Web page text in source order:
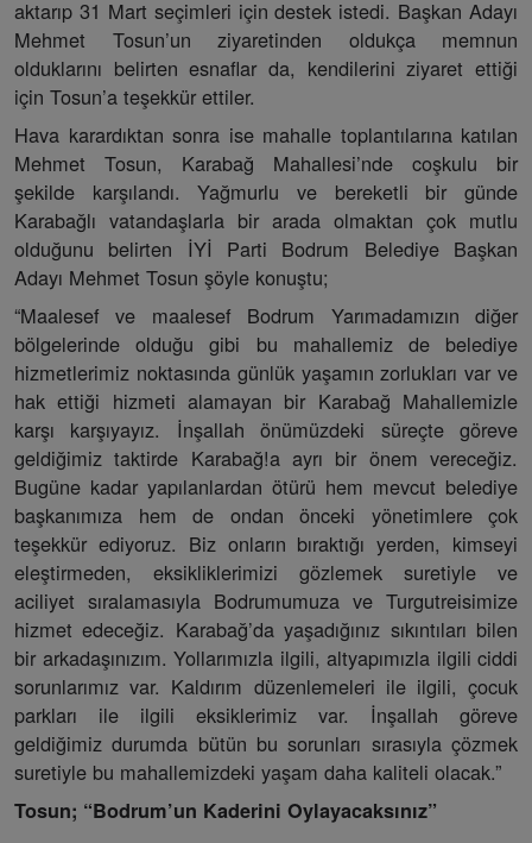
aktarıp 31 Mart seçimleri için destek istedi. Başkan Adayı
Mehmet Tosun’un ziyaretinden oldukça memnun
olduklarını belirten esnaflar da, kendilerini ziyaret ettiği
için Tosun’a teşekkür ettiler.
Hava karardıktan sonra ise mahalle toplantılarına katılan
Mehmet Tosun, Karabağ Mahallesi’nde coşkulu bir
şekilde karşılandı. Yağmurlu ve bereketli bir günde
Karabağlı vatandaşlarla bir arada olmaktan çok mutlu
olduğunu belirten İYİ Parti Bodrum Belediye Başkan
Adayı Mehmet Tosun şöyle konuştu;
“Maalesef ve maalesef Bodrum Yarımadamızın diğer
bölgelerinde olduğu gibi bu mahallemiz de belediye
hizmetlerimiz noktasında günlük yaşamın zorlukları var ve
hak ettiği hizmeti alamayan bir Karabağ Mahallemizle
karşı karşıyayız. İnşallah önümüzdeki süreçte göreve
geldiğimiz taktirde Karabağ!a ayrı bir önem vereceğiz.
Bugüne kadar yapılanlardan ötürü hem mevcut belediye
başkanımıza hem de ondan önceki yönetimlere çok
teşekkür ediyoruz. Biz onların bıraktığı yerden, kimseyi
eleştirmeden, eksikliklerimizi gözlemek suretiyle ve
aciliyet sıralamasıyla Bodrumumuza ve Turgutreisimize
hizmet edeceğiz. Karabağ’da yaşadığınız sıkıntıları bilen
bir arkadaşınızım. Yollarımızla ilgili, altyapımızla ilgili ciddi
sorunlarımız var. Kaldırım düzenlemeleri ile ilgili, çocuk
parkları ile ilgili eksiklerimiz var. İnşallah göreve
geldiğimiz durumda bütün bu sorunları sırasıyla çözmek
suretiyle bu mahallemizdeki yaşam daha kaliteli olacak.”
Tosun; “Bodrum’un Kaderini Oylayacaksınız”